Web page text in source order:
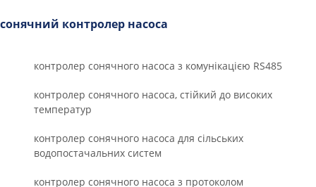
сонячний контролер насоса
контролер сонячного насоса з комунікацією RS485
контролер сонячного насоса, стійкий до високих
температур
контролер сонячного насоса для сільських
водопостачальних систем
контролер сонячного насоса з протоколом